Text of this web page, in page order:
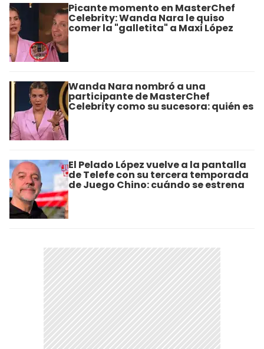
Picante momento en MasterChef
Celebrity: Wanda Nara le quiso
comer la "galletita" a Maxi López
Wanda Nara nombró a una
participante de MasterChef
Celebrity como su sucesora: quién es
El Pelado López vuelve a la pantalla
de Telefe con su tercera temporada
de Juego Chino: cuándo se estrena